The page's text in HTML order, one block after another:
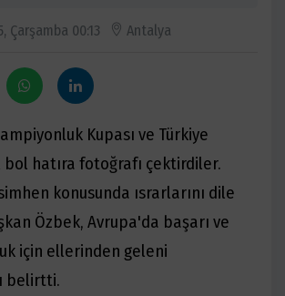
Çarşamba 00:13 Antalya
Kupası ve Türkiye
bol hatıra fotoğrafı çektirdiler.
konusunda ısrarlarını dile
Özbek, Avrupa'da başarı ve
için ellerinden geleni
belirtti.